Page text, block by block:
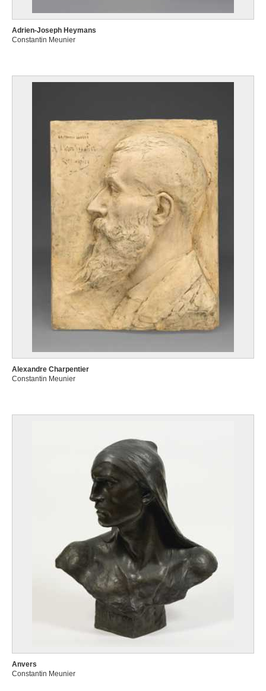
Adrien-Joseph Heymans
Constantin Meunier
Alexandre Charpentier
Constantin Meunier
Anvers
Constantin Meunier